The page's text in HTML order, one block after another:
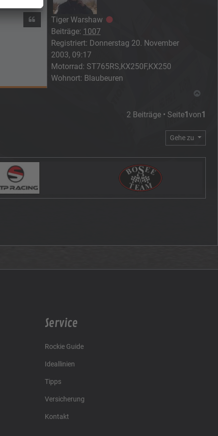
Tiger Warshaw Offline
Beiträge: 1007
Registriert: Donnerstag 20. November
2003, 09:17
Motorrad: ST765RS,KX250F,KX250
Wohnort: Blaubeuren
Zitieren
2 Beiträge • Seite1von1
Gehe zu
Service
Rockie Guide
Ideallinien
Tipps
Versicherung
Kontakt